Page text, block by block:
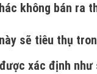
không bán ra
sẽ tiêu thụ
xác định như